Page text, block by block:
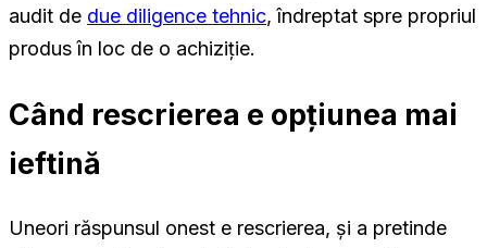
audit de due diligence tehnic, îndreptat spre propriul
produs în loc de o achiziție.
Când rescrierea e opțiunea mai
ieftină
Uneori răspunsul onest e rescrierea, și a pretinde